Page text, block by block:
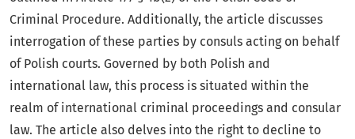
Criminal Procedure. Additionally, the article discusses
interrogation of these parties by consuls acting on behalf
of Polish courts. Governed by both Polish and
international law, this process is situated within the
realm of international criminal proceedings and consular
law. The article also delves into the right to decline to